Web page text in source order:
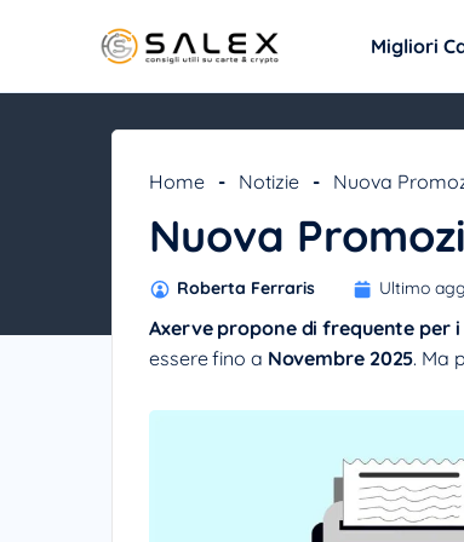
Migliori
Home - Notizie - Nuova
Nuova
Roberta Ferraris Ultimo
Axerve propone di frequente per
essere fino a Novembre 2025. Ma